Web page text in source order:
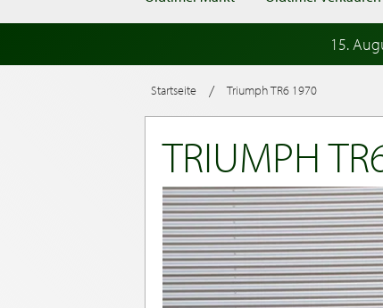
15.
Startseite / Triumph TR6 1970
TRIUMPH